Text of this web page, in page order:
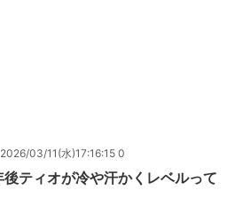
2026/03/11(水)17:16:15 0
ティオが冷や汗かくレベルって